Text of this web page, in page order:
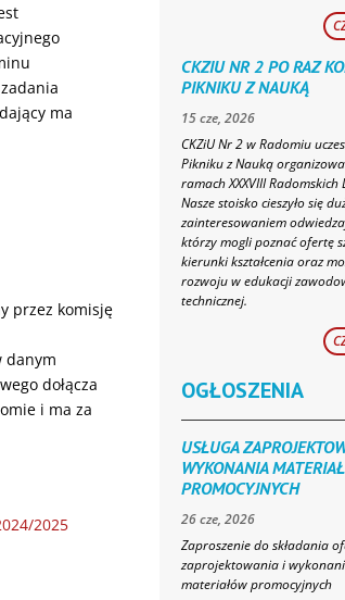
ma
przez komisję
‎danym
dołącza
i ma za
2025
CKZIU NR 2 PO RAZ
PIKNIKU Z NAUKĄ
15 cze, 2026
CKZiU Nr 2 w Radomiu
Pikniku z Nauką
ramach XXXVIII Radomskich
Nasze stoisko cieszyło się
zainteresowaniem
którzy mogli poznać ofertę
kierunki kształcenia oraz
rozwoju w edukacji
technicznej.
OGŁOSZENIA
USŁUGA
WYKONANIA
PROMOCYJNYCH
26 cze, 2026
Zaproszenie do składania
zaprojektowania i
materiałów promocyjnych